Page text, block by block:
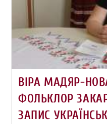
ВІРА МАДЯР-
ФОЛЬКЛОР
ЗАПИС